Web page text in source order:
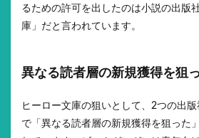
るための許可を出したのは小説の出版
庫」だと言われています。
異なる読者層の新規獲得を狙
ヒーロー文庫の狙いとして、2つの出
で「異なる読者層の新規獲得を狙った